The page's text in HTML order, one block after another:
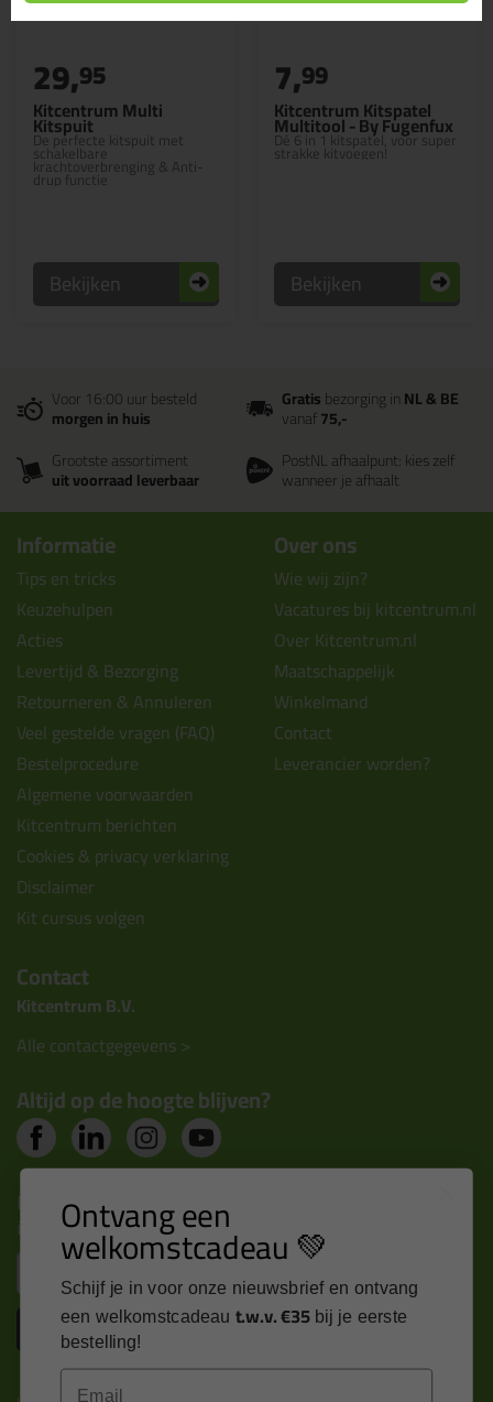
Kitcentrum Multi
Kitspuit
De perfecte kitspuit met
schakelbare
krachtoverbrenging & Anti-
drup functie
29,95
Bekijken
Kitcentrum Kitspatel
Multitool - By Fugenfux
Dé 6 in 1 kitspatel, voor super
strakke kitvoegen!
7,99
Bekijken
Voor 16:00 uur besteld
morgen in huis
Gratisbezorging inNL & BE
vanaf75,-
Grootste assortiment
uit voorraad leverbaar
PostNL afhaalpunt: kies zelf
wanneer je afhaalt
Informatie
Tips en tricks
Keuzehulpen
Acties
Levertijd & Bezorging
Retourneren & Annuleren
Veel gestelde vragen (FAQ)
Bestelprocedure
Algemene voorwaarden
Kitcentrum berichten
Cookies & privacy verklaring
Disclaimer
Kit cursus volgen
Over ons
Wie wij zijn?
Vacatures bij kitcentrum.nl
Over Kitcentrum.nl
Maatschappelijk
Winkelmand
Contact
Leverancier worden?
Contact
Kitcentrum B.V.
Alle contactgegevens >
Altijd op de hoogte blijven?
Nieuws, tips en exclusieve deals rechtstreeks in je
inbox
Inschrijven
Ontvang een
welkomstcadeau 💚
Schijf je in voor onze nieuwsbrief en ontvang
een welkomstcadeau t.w.v. €35 bij je eerste
bestelling!
Email